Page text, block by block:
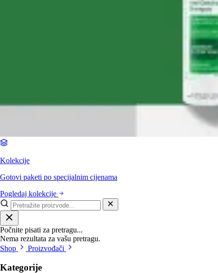
Kolekcije
Gotovi paketi po specijalnim cijenama
Pogledaj kolekcije
Počnite pisati za pretragu...
Nema rezultata za vašu pretragu.
Shop
Proizvođači
Kategorije